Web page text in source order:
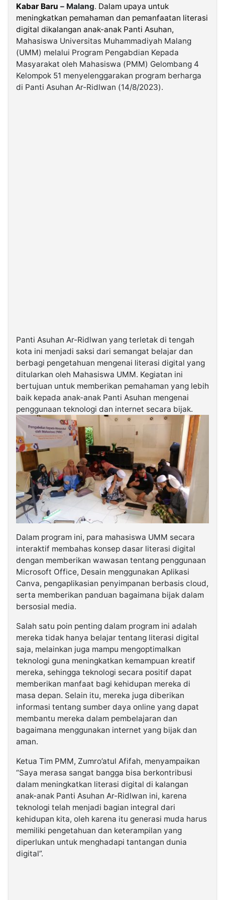
Kabarbaru.co
2026
Kabarbaru
Media
Holding
Kabar Baru – Malang. Dalam upaya untuk
meningkatkan pemahaman dan pemanfaatan literasi
digital dikalangan anak-anak Panti Asuhan,
Mahasiswa Universitas Muhammadiyah Malang
(UMM) melalui Program Pengabdian Kepada
Masyarakat oleh Mahasiswa (PMM) Gelombang 4
Kelompok 51 menyelenggarakan program berharga
di Panti Asuhan Ar-Ridlwan (14/8/2023).
Panti Asuhan Ar-Ridlwan yang terletak di tengah
kota ini menjadi saksi dari semangat belajar dan
berbagi pengetahuan mengenai literasi digital yang
ditularkan oleh Mahasiswa UMM. Kegiatan ini
bertujuan untuk memberikan pemahaman yang lebih
baik kepada anak-anak Panti Asuhan mengenai
penggunaan teknologi dan internet secara bijak.
Dalam program ini, para mahasiswa UMM secara
interaktif membahas konsep dasar literasi digital
dengan memberikan wawasan tentang penggunaan
Microsoft Office, Desain menggunakan Aplikasi
Canva, pengaplikasian penyimpanan berbasis cloud,
serta memberikan panduan bagaimana bijak dalam
bersosial media.
Salah satu poin penting dalam program ini adalah
mereka tidak hanya belajar tentang literasi digital
saja, melainkan juga mampu mengoptimalkan
teknologi guna meningkatkan kemampuan kreatif
mereka, sehingga teknologi secara positif dapat
memberikan manfaat bagi kehidupan mereka di
masa depan. Selain itu, mereka juga diberikan
informasi tentang sumber daya online yang dapat
membantu mereka dalam pembelajaran dan
bagaimana menggunakan internet yang bijak dan
aman.
Ketua Tim PMM, Zumro’atul Afifah, menyampaikan
“Saya merasa sangat bangga bisa berkontribusi
dalam meningkatkan literasi digital di kalangan
anak-anak Panti Asuhan Ar-Ridlwan ini, karena
teknologi telah menjadi bagian integral dari
kehidupan kita, oleh karena itu generasi muda harus
memiliki pengetahuan dan keterampilan yang
diperlukan untuk menghadapi tantangan dunia
digital”.